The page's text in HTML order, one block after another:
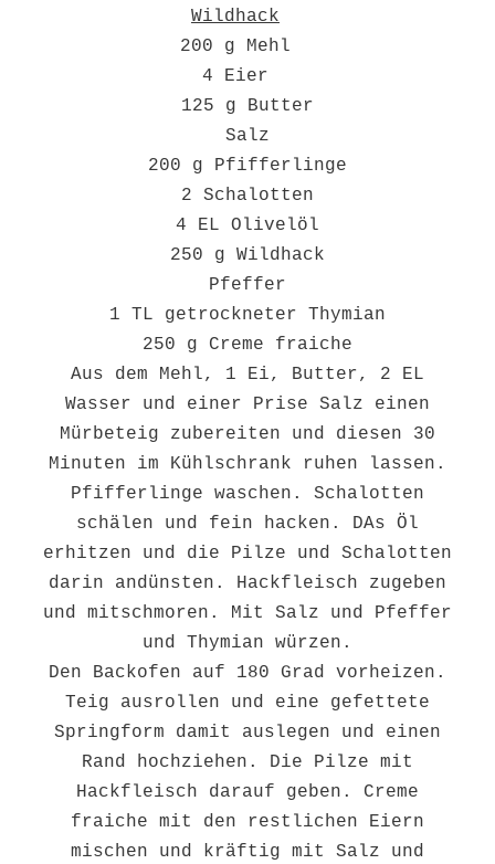
Wildhack
200 g Mehl
4 Eier
125 g Butter
Salz
200 g Pfifferlinge
2 Schalotten
4 EL Olivelöl
250 g Wildhack
Pfeffer
1 TL getrockneter Thymian
250 g Creme fraiche
Aus dem Mehl, 1 Ei, Butter, 2 EL
Wasser und einer Prise Salz einen
Mürbeteig zubereiten und diesen 30
Minuten im Kühlschrank ruhen lassen.
Pfifferlinge waschen. Schalotten
schälen und fein hacken. DAs Öl
erhitzen und die Pilze und Schalotten
darin andünsten. Hackfleisch zugeben
und mitschmoren. Mit Salz und Pfeffer
und Thymian würzen.
Den Backofen auf 180 Grad vorheizen.
Teig ausrollen und eine gefettete
Springform damit auslegen und einen
Rand hochziehen. Die Pilze mit
Hackfleisch darauf geben. Creme
fraiche mit den restlichen Eiern
mischen und kräftig mit Salz und